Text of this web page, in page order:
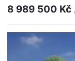
8 989 500 Kč